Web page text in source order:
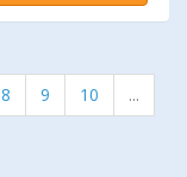
8 9 10
...